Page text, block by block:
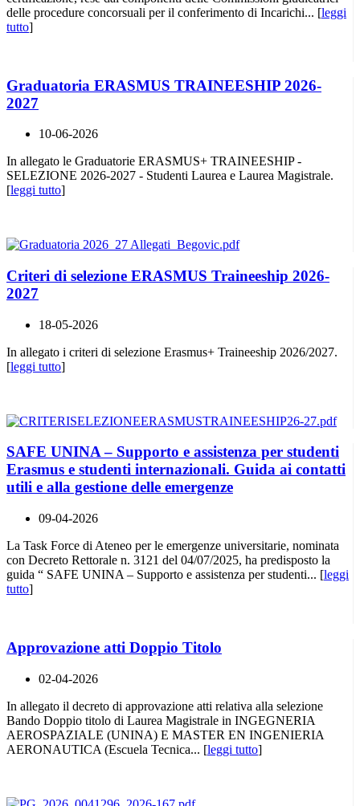
delle procedure concorsuali per il conferimento di Incarichi... [leggi
tutto]
Graduatoria ERASMUS TRAINEESHIP 2026-
2027
10-06-2026
In allegato le Graduatorie ERASMUS+ TRAINEESHIP -
SELEZIONE 2026-2027 - Studenti Laurea e Laurea Magistrale.
[leggi tutto]
Criteri di selezione ERASMUS Traineeship 2026-
2027
18-05-2026
In allegato i criteri di selezione Erasmus+ Traineeship 2026/2027.
[leggi tutto]
SAFE UNINA – Supporto e assistenza per studenti
Erasmus e studenti internazionali. Guida ai contatti
utili e alla gestione delle emergenze
09-04-2026
La Task Force di Ateneo per le emergenze universitarie, nominata
con Decreto Rettorale n. 3121 del 04/07/2025, ha predisposto la
guida “ SAFE UNINA – Supporto e assistenza per studenti... [leggi
tutto]
Approvazione atti Doppio Titolo
02-04-2026
In allegato il decreto di approvazione atti relativa alla selezione
Bando Doppio titolo di Laurea Magistrale in INGEGNERIA
AEROSPAZIALE (UNINA) E MASTER EN INGENIERIA
AERONAUTICA (Escuela Tecnica... [leggi tutto]